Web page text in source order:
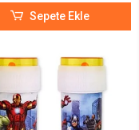
Sepete Ekle